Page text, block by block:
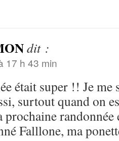
dit :
17 h 43 min
était super !! Je me
surtout quand on
prochaine
Falllone, ma